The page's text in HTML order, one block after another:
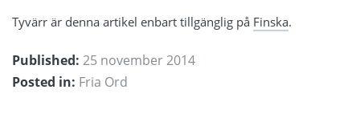
Tyvärr är denna artikel enbart tillgänglig på Finska.
Published: 25 november 2014
Posted in: Fria Ord